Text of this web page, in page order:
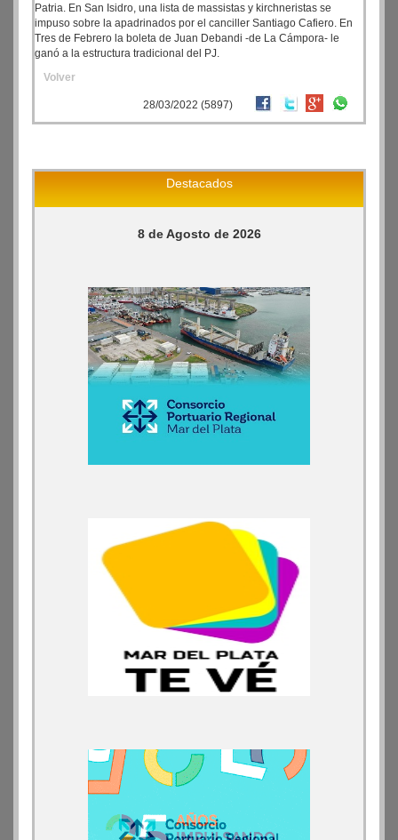
Patria. En San Isidro, una lista de massistas y kirchneristas se
impuso sobre la apadrinados por el canciller Santiago Cafiero. En
Tres de Febrero la boleta de Juan Debandi -de La Cámpora- le
ganó a la estructura tradicional del PJ.
Volver
28/03/2022 (5897)
Destacados
8 de Agosto de 2026